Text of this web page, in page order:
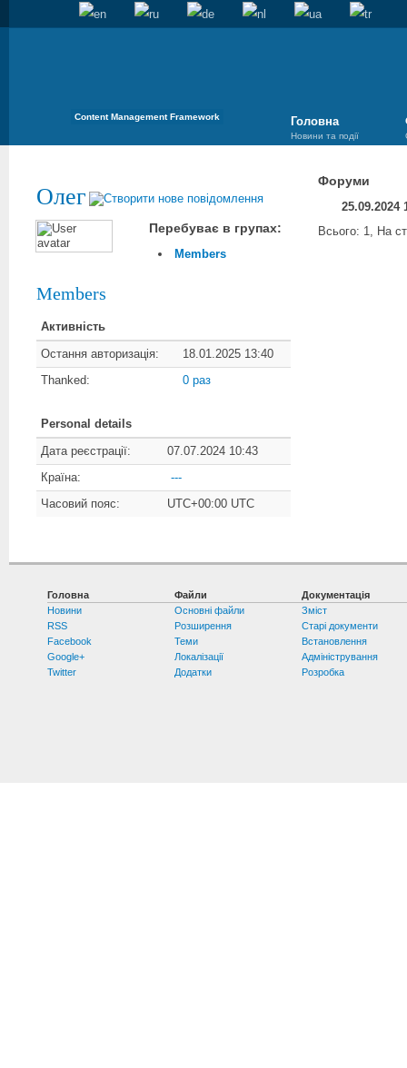
Content Management Framework Головна
Новини та події
Олег
Перебуває в групах:
Members
Members
Активність
Остання авторизація:
18.01.2025 13:40
Thanked:
0 раз
Personal details
Дата реєстрації:
07.07.2024 10:43
Країна:
---
Часовий пояс:
UTC+00:00 UTC
Форуми
25.09.2024
Всього: 1, На
Головна
Новини
RSS
Facebook
Google+
Twitter
Файли
Основні файли
Розширення
Теми
Локалізації
Додатки
Документація
Зміст
Старі документи
Встановлення
Адміністрування
Розробка